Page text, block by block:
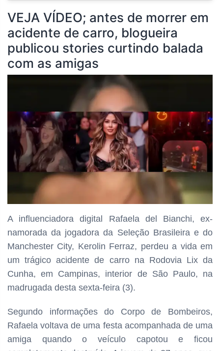
VEJA VÍDEO; antes de morrer em
acidente de carro, blogueira
publicou stories curtindo balada
com as amigas
A influenciadora digital Rafaela del Bianchi, ex-
namorada da jogadora da Seleção Brasileira e do
Manchester City, Kerolin Ferraz, perdeu a vida em
um trágico acidente de carro na Rodovia Lix da
Cunha, em Campinas, interior de São Paulo, na
madrugada desta sexta-feira (3).
Segundo informações do Corpo de Bombeiros,
Rafaela voltava de uma festa acompanhada de uma
amiga quando o veículo capotou e ficou